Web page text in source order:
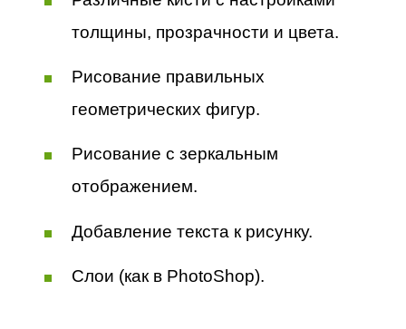
толщины, прозрачности и цвета.
Рисование правильных
геометрических фигур.
Рисование с зеркальным
отображением.
Добавление текста к рисунку.
Слои (как в PhotoShop).